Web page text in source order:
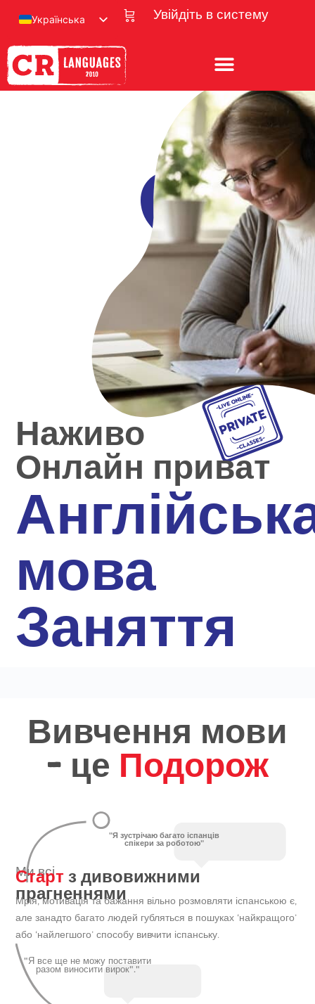
Увійдіть в систему
Українська
Наживо
Онлайн приват
мова
Заняття
Вивчення мови
- це Подорож
"Я зустрічаю багато іспанців
спікери за роботою"
Ми всі
Старт з дивовижними
прагненнями
Мрія, мотивація та бажання вільно розмовляти іспанською є,
але занадто багато людей губляться в пошуках ‘найкращого’
або ‘найлегшого’ способу вивчити іспанську.
"Я все ще не можу поставити
разом виносити вирок"."